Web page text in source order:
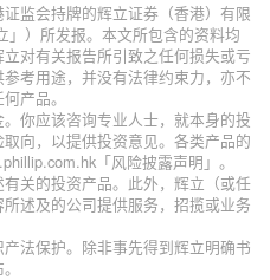
监会持牌的辉立证券（香港）有限
」）所发报。本文所包含的资料均
对有关报告所引致之任何损失或亏
考用途，并没有法律约束力，亦不
产品。
你应该咨询专业人士，就本身的投
向，以提供投资意见。各类产品的
「风险披露声明」。
关的投资产品。此外，辉立（或任
述及的公司提供服务，招揽或业务
法保护。除非事先得到辉立明确书